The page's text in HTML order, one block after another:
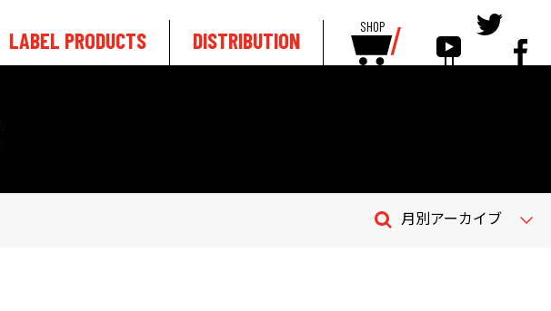
LABEL PRODUCTS DISTRIBUTION
SHOP
月別アーカイブ